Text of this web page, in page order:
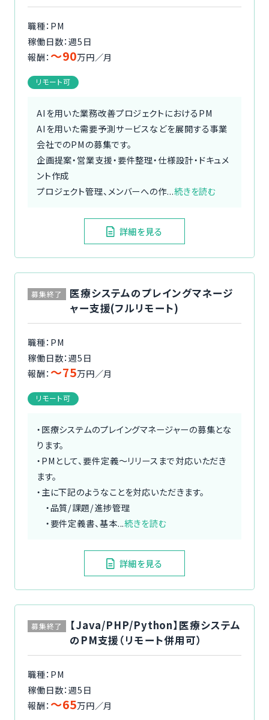
職種：PM
稼働日数：週5日
報酬： 〜90万円／月
リモート可
AIを用いた業務改善プロジェクトにおけるPM
AIを用いた需要予測サービスなどを展開する事業
会社でのPMの募集です。
企画提案・営業支援・要件整理・仕様設計・ドキュメ
ント作成
プロジェクト管理、メンバーへの作...続きを読む
詳細を見る
募集終了
医療システムのプレイングマネージ
ャー支援(フルリモート)
職種：PM
稼働日数：週5日
報酬： 〜75万円／月
リモート可
・医療システムのプレイングマネージャーの募集とな
ります。
・PMとして、要件定義〜リリースまで対応いただき
ます。
・主に下記のようなことを対応いただきます。
・品質/課題/進捗管理
・要件定義書、基本...続きを読む
詳細を見る
募集終了
【Java/PHP/Python】医療システム
のPM支援（リモート併用可）
職種：PM
稼働日数：週5日
報酬： 〜65万円／月